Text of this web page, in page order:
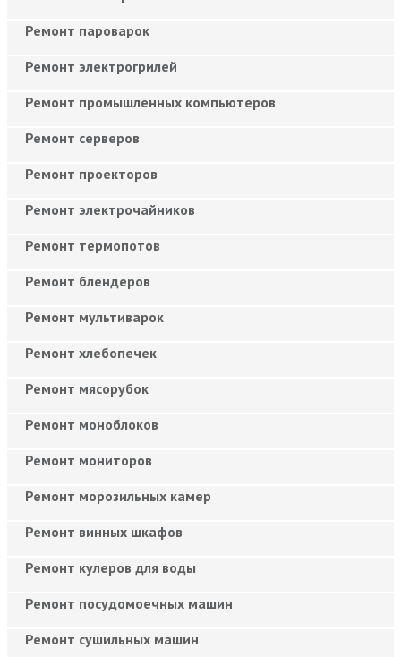
Ремонт пароварок
Ремонт электрогрилей
Ремонт промышленных компьютеров
Ремонт серверов
Ремонт проекторов
Ремонт электрочайников
Ремонт термопотов
Ремонт блендеров
Ремонт мультиварок
Ремонт хлебопечек
Ремонт мясорубок
Ремонт моноблоков
Ремонт мониторов
Ремонт морозильных камер
Ремонт винных шкафов
Ремонт кулеров для воды
Ремонт посудомоечных машин
Ремонт сушильных машин